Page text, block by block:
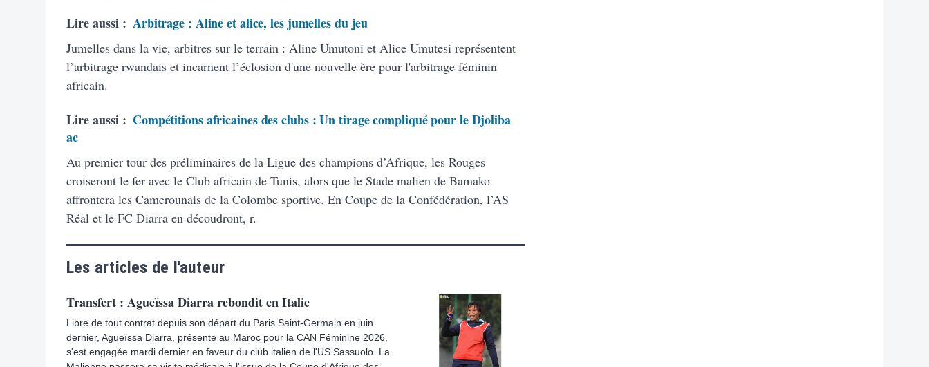
Lire aussi : Arbitrage : Aline et alice, les jumelles du jeu
Jumelles dans la vie, arbitres sur le terrain : Aline Umutoni et Alice Umutesi représentent
l’arbitrage rwandais et incarnent l’éclosion d'une nouvelle ère pour l'arbitrage féminin
africain.
Lire aussi : Compétitions africaines des clubs : Un tirage compliqué pour le Djoliba
ac
Au premier tour des préliminaires de la Ligue des champions d’Afrique, les Rouges
croiseront le fer avec le Club africain de Tunis, alors que le Stade malien de Bamako
affrontera les Camerounais de la Colombe sportive. En Coupe de la Confédération, l’AS
Réal et le FC Diarra en découdront, r.
Les articles de l'auteur
Transfert : Agueïssa Diarra rebondit en Italie
Libre de tout contrat depuis son départ du Paris Saint-Germain en juin
dernier, Agueïssa Diarra, présente au Maroc pour la CAN Féminine 2026,
s'est engagée mardi dernier en faveur du club italien de l'US Sassuolo. La